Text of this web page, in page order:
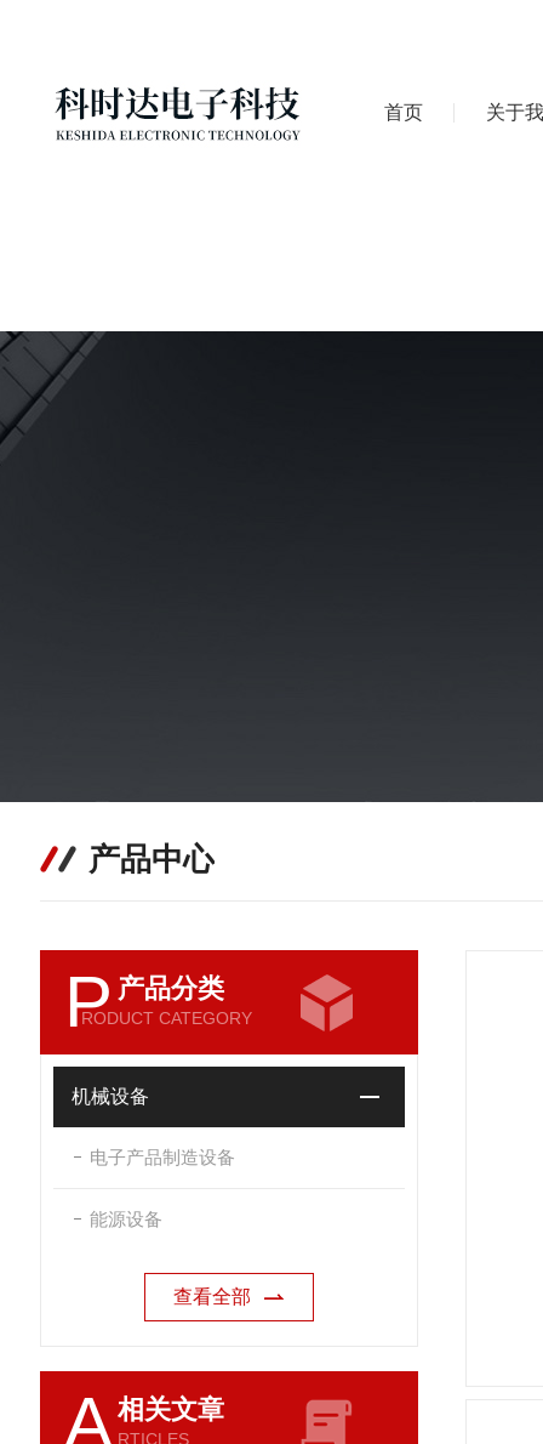
首页 关于
产品中心
P 产品分类
RODUCT CATEGORY
机械设备
电子产品制造设备
能源设备
查看全部
A相关文章
RTICLES